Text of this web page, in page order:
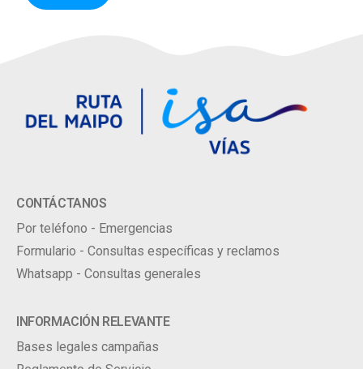
CONTÁCTANOS
Por teléfono - Emergencias
Formulario - Consultas específicas y reclamos
Whatsapp - Consultas generales
INFORMACIÓN RELEVANTE
Bases legales campañas